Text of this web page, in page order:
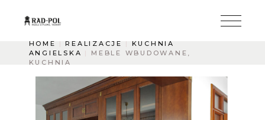
HOME REALIZACJE
KUCHNIA
ANGIELSKA
MEBLE WBUDOWANE,
KUCHNIA